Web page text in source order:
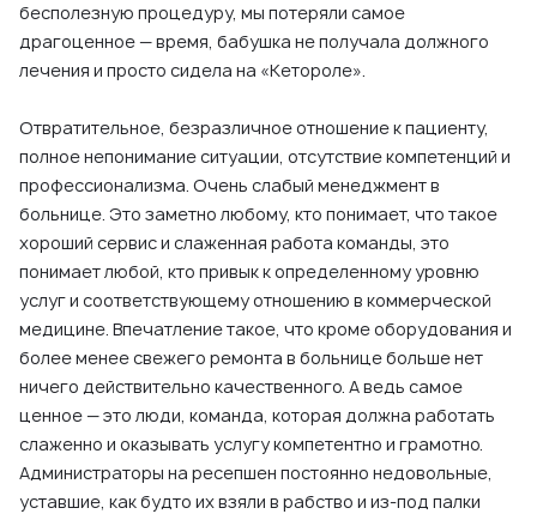
бесполезную процедуру, мы потеряли самое
драгоценное — время, бабушка не получала должного
лечения и просто сидела на «Кетороле».
Отвратительное, безразличное отношение к пациенту,
полное непонимание ситуации, отсутствие компетенций и
профессионализма. Очень слабый менеджмент в
больнице. Это заметно любому, кто понимает, что такое
хороший сервис и слаженная работа команды, это
понимает любой, кто привык к определенному уровню
услуг и соответствующему отношению в коммерческой
медицине. Впечатление такое, что кроме оборудования и
более менее свежего ремонта в больнице больше нет
ничего действительно качественного. А ведь самое
ценное — это люди, команда, которая должна работать
слаженно и оказывать услугу компетентно и грамотно.
Администраторы на ресепшен постоянно недовольные,
уставшие, как будто их взяли в рабство и из-под палки